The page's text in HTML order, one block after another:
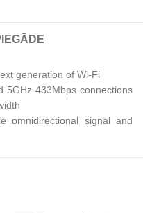
generation of Wi-Fi
5GHz 433Mbps connections
omnidirectional signal and